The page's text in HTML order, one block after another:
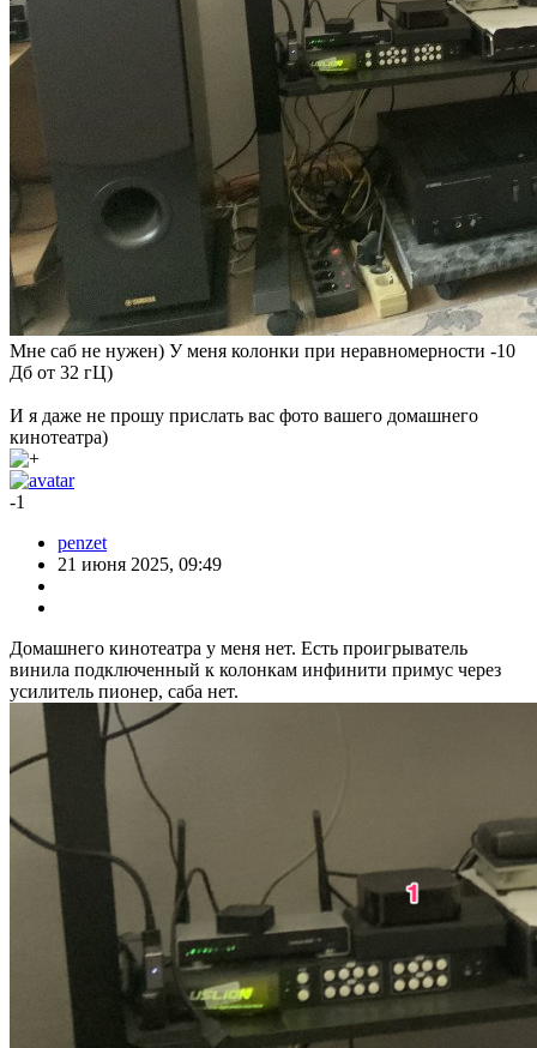
Мне саб не нужен) У меня колонки при неравномерности -10
Дб от 32 гЦ)
И я даже не прошу прислать вас фото вашего домашнего
кинотеатра)
-1
penzet
21 июня 2025, 09:49
Домашнего кинотеатра у меня нет. Есть проигрыватель
винила подключенный к колонкам инфинити примус через
усилитель пионер, саба нет.